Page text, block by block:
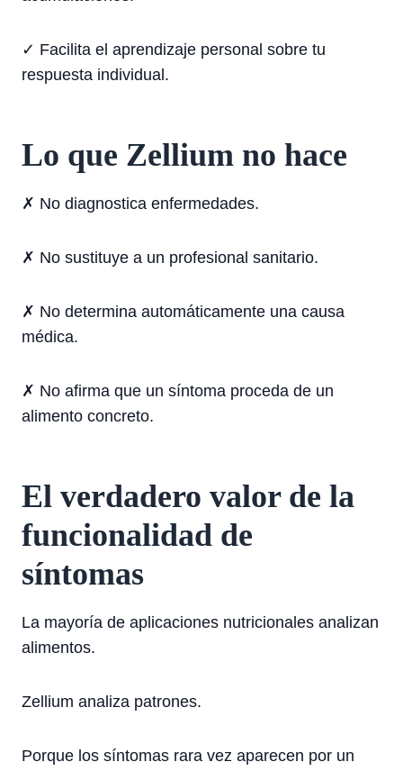
✓ Facilita el aprendizaje personal sobre tu
respuesta individual.
Lo que Zellium no hace
✗ No diagnostica enfermedades.
✗ No sustituye a un profesional sanitario.
✗ No determina automáticamente una causa
médica.
✗ No afirma que un síntoma proceda de un
alimento concreto.
El verdadero valor de la
funcionalidad de
síntomas
La mayoría de aplicaciones nutricionales analizan
alimentos.
Zellium analiza patrones.
Porque los síntomas rara vez aparecen por un